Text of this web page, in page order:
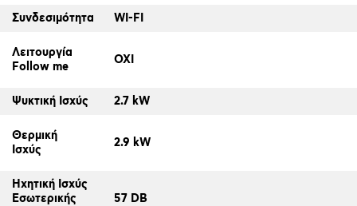
Συνδεσιμότητα WI-FI
Λειτουργία
Follow me
ΟΧΙ
Ψυκτική Ισχύς 2.7 kW
Θερμική
Ισχύς
2.9 kW
Ηχητική Ισχύς
Εσωτερικής
57 DB